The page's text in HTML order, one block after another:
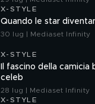
X-STYLE
Quando le star
30 lug | Mediaset Infinity
X-STYLE
Il fascino della camicia
celeb
28 lug | Mediaset Infinity
X-STYLE